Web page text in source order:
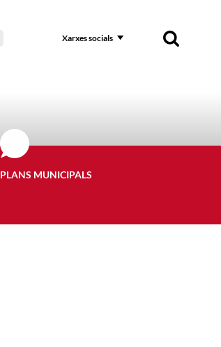
Xarxes socials
PLANS MUNICIPALS